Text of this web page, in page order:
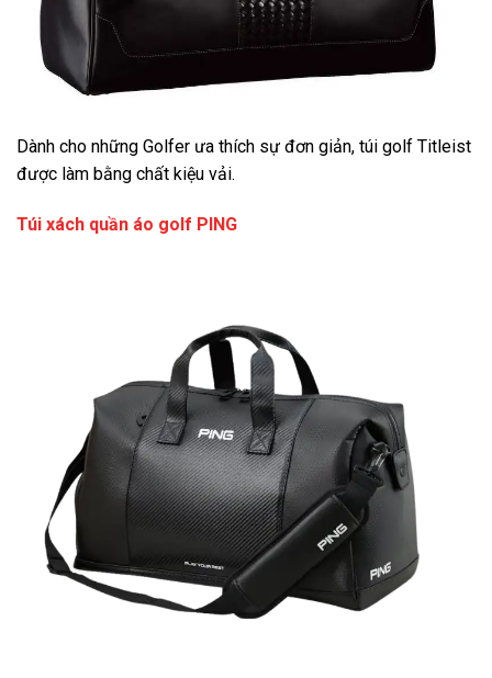
Dành cho những Golfer ưa thích sự đơn giản, túi golf Titleist
được làm bằng chất kiệu vải.
Túi xách quần áo golf PING